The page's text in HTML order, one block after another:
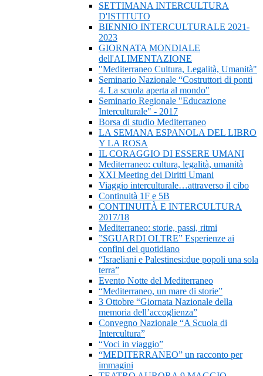
SETTIMANA INTERCULTURA
D'ISTITUTO
BIENNIO INTERCULTURALE 2021-
2023
GIORNATA MONDIALE
dell'ALIMENTAZIONE
"Mediterraneo Cultura, Legalità, Umanità"
Seminario Nazionale “Costruttori di ponti
4. La scuola aperta al mondo"
Seminario Regionale "Educazione
Interculturale" - 2017
Borsa di studio Mediterraneo
LA SEMANA ESPANOLA DEL LIBRO
Y LA ROSA
IL CORAGGIO DI ESSERE UMANI
Mediterraneo: cultura, legalità, umanità
XXI Meeting dei Diritti Umani
Viaggio interculturale…attraverso il cibo
Continuità 1F e 5B
CONTINUITÀ E INTERCULTURA
2017/18
Mediterraneo: storie, passi, ritmi
”SGUARDI OLTRE” Esperienze ai
confini del quotidiano
“Israeliani e Palestinesi:due popoli una sola
terra”
Evento Notte del Mediterraneo
“Mediterraneo, un mare di storie”
3 Ottobre “Giornata Nazionale della
memoria dell’accoglienza”
Convegno Nazionale “A Scuola di
Intercultura”
“Voci in viaggio”
“MEDITERRANEO” un racconto per
immagini